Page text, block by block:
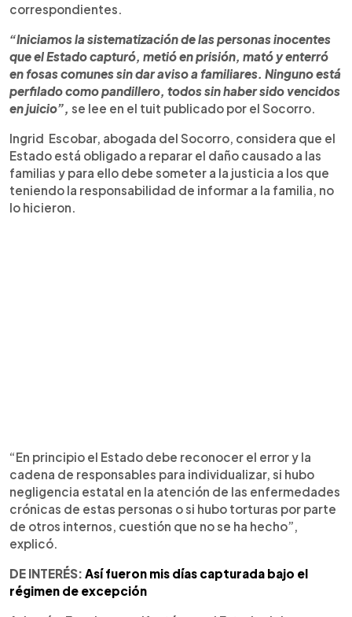
correspondientes.
“Iniciamos la sistematización de las personas inocentes
que el Estado capturó, metió en prisión, mató y enterró
en fosas comunes sin dar aviso a familiares. Ninguno está
perfilado como pandillero, todos sin haber sido vencidos
en juicio”, se lee en el tuit publicado por el Socorro.
Ingrid Escobar, abogada del Socorro, considera que el
Estado está obligado a reparar el daño causado a las
familias y para ello debe someter a la justicia a los que
teniendo la responsabilidad de informar a la familia, no
lo hicieron.
“En principio el Estado debe reconocer el error y la
cadena de responsables para individualizar, si hubo
negligencia estatal en la atención de las enfermedades
crónicas de estas personas o si hubo torturas por parte
de otros internos, cuestión que no se ha hecho”,
explicó.
DE INTERÉS: Así fueron mis días capturada bajo el
régimen de excepción